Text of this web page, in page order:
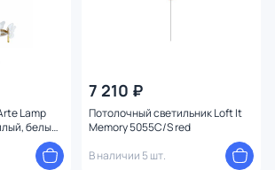
Lamp
белый,
7 210 ₽
Потолочный светильник Loft It
Memory 5055C/S red
В наличии 5 шт.